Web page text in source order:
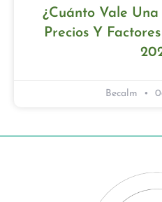
¿Cuánto Vale
Precios Y
Becalm